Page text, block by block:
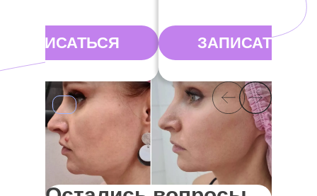
ЗАПИСАТЬСЯ ЗАПИСАТЬСЯ